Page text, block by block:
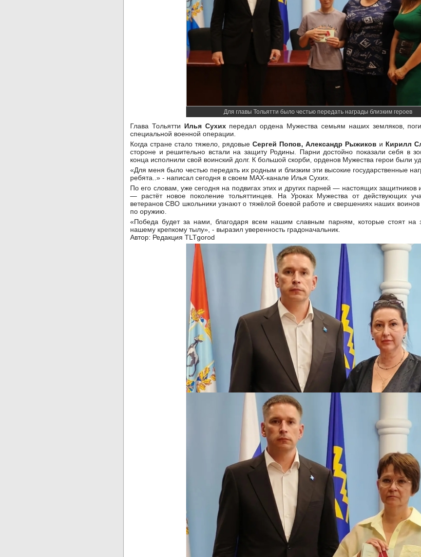
Для главы Тольятти было честью передать награды близким героев
Глава Тольятти Илья Сухихпередал ордена Мужества семьям наших земляков,
специальной военной операции.
Когда стране стало тяжело, рядовые Сергей Попов, Александр Рыжиков и Кирилл
стороне и решительно встали на защиту Родины. Парни достойно показали себя в
конца исполнили свой воинский долг. К большой скорби, орденов Мужества герои были
«Для меня было честью передать их родным и близким эти высокие государственные
ребята..» - написал сегодня в своем МАХ-канале Илья Сухих.
По его словам, уже сегодня на подвигах этих и других парней — настоящих защитников
— растёт новое поколение тольяттинцев. На Уроках Мужества от действующих
ветеранов СВО школьники узнают о тяжёлой боевой работе и свершениях наших
по оружию.
«Победа будет за нами, благодаря всем нашим славным парням, которые стоят на
нашему крепкому тылу», - выразил уверенность градоначальник.
Автор: Редакция TLTgorod